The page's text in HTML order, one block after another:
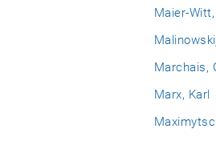
Maier-
Marchais,
Marx, Karl